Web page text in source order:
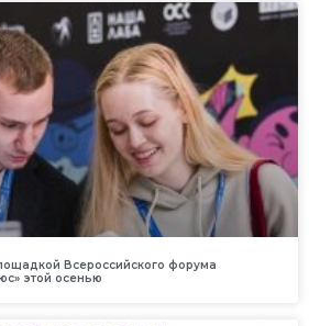
Всероссийского форума
этой осенью